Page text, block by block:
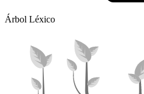
Árbol Léxico